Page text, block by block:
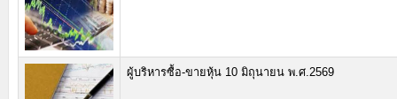
ผู้บริหารซื้อ-ขายหุ้น 10 มิถุนายน พ.ศ.2569